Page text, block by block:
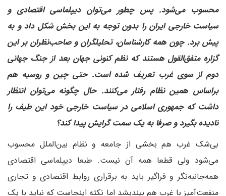
محسوب می‌شود. پس چطور می‌توان دیپلماسی اقتصادی و
سیاست خارجی ایران را بدون توجه به این بخش شکل داد و به
پیش برد. چون همه کارشناسان، تحلیلگران و صاحب‌نظران بر این
گزاره متفق‌القول هستند که نظم کنونی جهان بعد از جنگ جهانی
دوم از سوی غرب تعریف شده است. حتی چین و روسیه هم
بر‌اساس همین نظام رفتار می‌کنند. حال چگونه می‌توان انتظار
داشت که جمهوری اسلامی در سیاست خارجی خود این طیف را
نادیده بگیرد و صرفا به یک سمت گرایش پیدا کند؟
بی‌شک غرب هم بخشی از جامعه و نظام بین‌الملل محسوب
می‌شود ولی قطعا همه آن نیست. طبعا دیپلماسی اقتصادی
همه‌جانبه‌نگر و فراگیر باید به برقراری روابط اقتصادی و تجاری
منفعت‌آمیز با غرب هم بیندیشد اما نکته اینجاست که نباید با یک